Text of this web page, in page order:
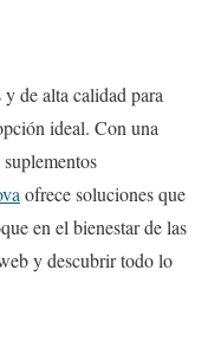
de alta calidad para
ideal. Con una
ofrece soluciones que
en el bienestar de las
y descubrir todo lo